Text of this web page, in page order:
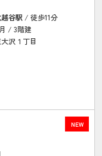
谷駅 / 徒歩11分
/ 3階建
沢１丁目
NEW